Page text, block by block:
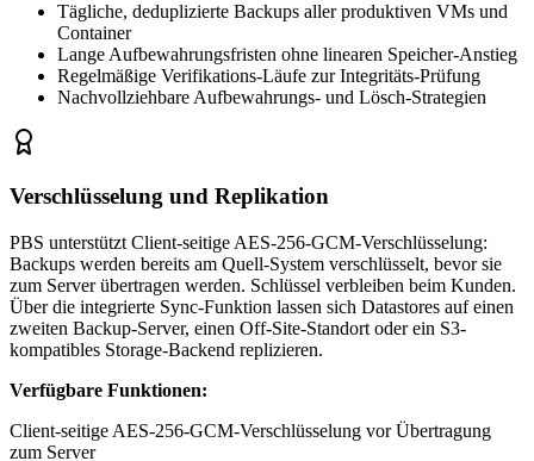
Tägliche, deduplizierte Backups aller produktiven VMs und
Container
Lange Aufbewahrungsfristen ohne linearen Speicher-Anstieg
Regelmäßige Verifikations-Läufe zur Integritäts-Prüfung
Nachvollziehbare Aufbewahrungs- und Lösch-Strategien
Verschlüsselung und Replikation
PBS unterstützt Client-seitige AES-256-GCM-Verschlüsselung:
Backups werden bereits am Quell-System verschlüsselt, bevor sie
zum Server übertragen werden. Schlüssel verbleiben beim Kunden.
Über die integrierte Sync-Funktion lassen sich Datastores auf einen
zweiten Backup-Server, einen Off-Site-Standort oder ein S3-
kompatibles Storage-Backend replizieren.
Verfügbare Funktionen:
Client-seitige AES-256-GCM-Verschlüsselung vor Übertragung
zum Server